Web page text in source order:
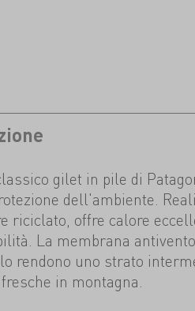
gilet in pile di
dell'ambiente.
riciclato, offre calore
La membrana
rendono uno strato
in montagna.